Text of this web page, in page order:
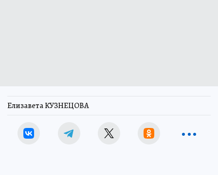
Елизавета КУЗНЕЦОВА